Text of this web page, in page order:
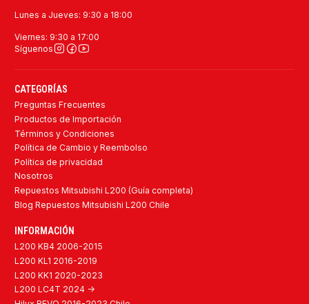
Lunes a Jueves: 9:30 a 18:00
Viernes: 9:30 a 17:00
Síguenos
CATEGORÍAS
Preguntas Frecuentes
Productos de Importación
Términos y Condiciones
Política de Cambio y Reembolso
Política de privacidad
Nosotros
Repuestos Mitsubishi L200 (Guía completa)
Blog Repuestos Mitsubishi L200 Chile
INFORMACIÓN
L200 KB4 2006-2015
L200 KL1 2016-2019
L200 KK1 2020-2023
L200 LC4T 2024 ->